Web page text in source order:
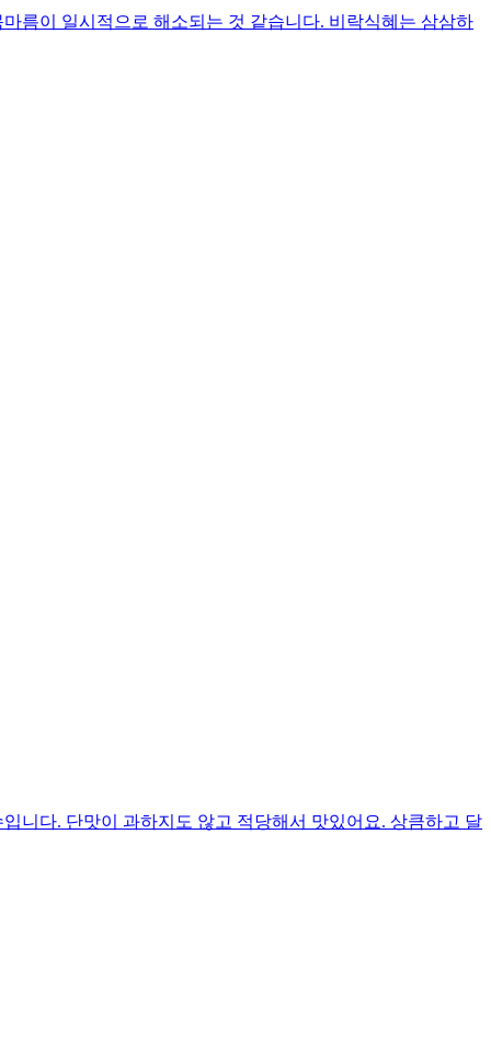
름이 일시적으로 해소되는 것 같습니다. 비락식혜는 삼삼하
니다. 단맛이 과하지도 않고 적당해서 맛있어요. 상큼하고 달